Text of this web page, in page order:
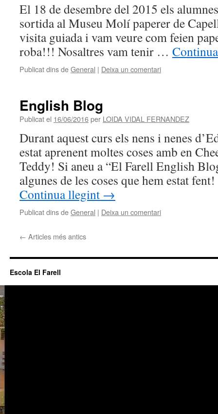
El 18 de desembre del 2015 els
sortida al Museu Molí paperer de
visita guiada i vam veure com feien
roba!!! Nosaltres vam tenir …
Publicat dins deGeneral | Deixa un comentari
English Blog
Publicat el 16/06/2016per LOIDA VIDAL FERNANDEZ
Durant aquest curs els nens i nenes
estat aprenent moltes coses amb en
Teddy! Si aneu a “El Farell English
algunes de les coses que hem estat
Continua llegint →
Publicat dins deGeneral | Deixa un comentari
← Articles més antics
Escola El Farell